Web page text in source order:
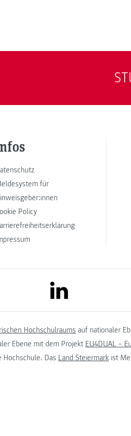
für
Policy
youtube link to linkedin
Hochschulraums auf nationaler
Ebene mit dem Projekt EU4DUAL –
Hochschule. Das Land Steiermark ist